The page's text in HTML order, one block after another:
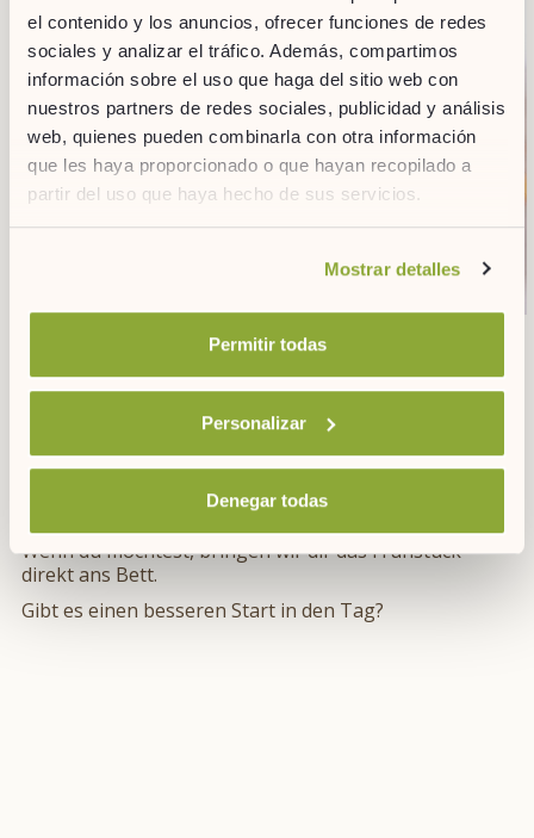
el contenido y los anuncios, ofrecer funciones de redes
sociales y analizar el tráfico. Además, compartimos
información sobre el uso que haga del sitio web con
nuestros partners de redes sociales, publicidad y análisis
web, quienes pueden combinarla con otra información
que les haya proporcionado o que hayan recopilado a
partir del uso que haya hecho de sus servicios.
Mostrar detalles
Permitir todas
Personalizar
Denegar todas
Breakfast in bed
Wach bei ARTIEM Capri mit dem Duft von frisch
gebrühtem Kaffee auf – ganz gemütlich im Zimmer!
Wenn du möchtest, bringen wir dir das Frühstück
direkt ans Bett.
Gibt es einen besseren Start in den Tag?